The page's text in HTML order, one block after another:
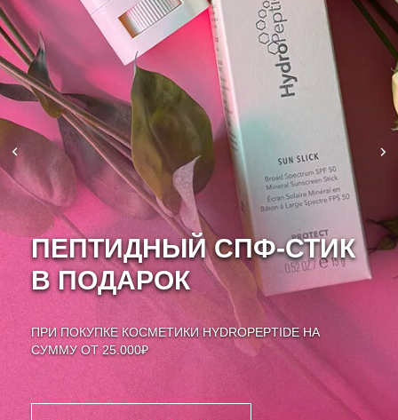
ПЕПТИДНЫЙ СПФ-СТИК
В ПОДАРОК
ПРИ ПОКУПКЕ КОСМЕТИКИ HYDROPEPTIDE НА
СУММУ ОТ 25.000₽